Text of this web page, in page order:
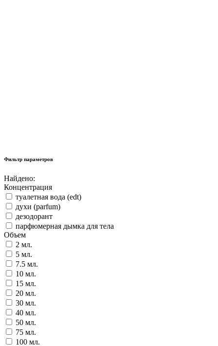
Фильтр параметров
Найдено:
Концентрация
туалетная вода (edt)
духи (parfum)
дезодорант
парфюмерная дымка для тела
Объем
2 мл.
5 мл.
7.5 мл.
10 мл.
15 мл.
20 мл.
30 мл.
40 мл.
50 мл.
75 мл.
100 мл.